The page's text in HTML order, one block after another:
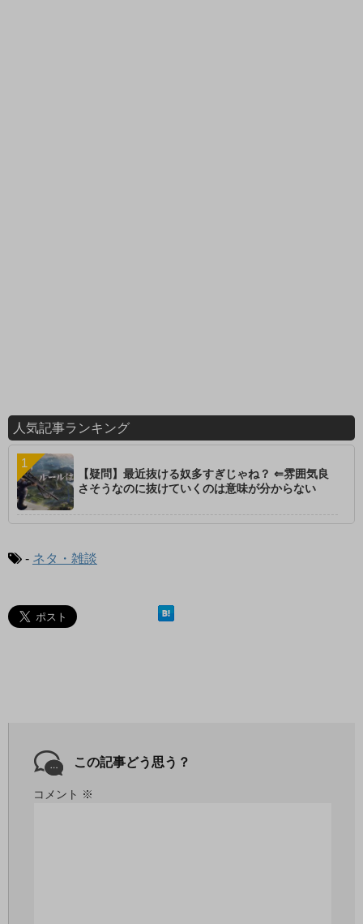
人気記事ランキング
【疑問】最近抜ける奴多すぎじゃね？ ⇐雰囲気良
さそうなのに抜けていくのは意味が分からない
- ネタ・雑談
この記事どう思う？
コメント ※